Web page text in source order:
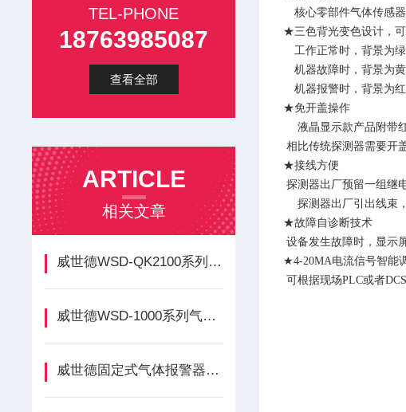
TEL-PHONE
18763985087
查看全部
ARTICLE
相关文章
威世德WSD-QK2100系列气体报警控制器（液晶显示）简介
威世德WSD-1000系列气体报警控制器（数码显示）简介
威世德固定式气体报警器简介
核心零部件气体传感
★三色背光变色设计，
工作正常时，背景为
机器故障时，背景为
机器报警时，背景为
★免开盖操作
液晶显示款产品附带
相比传统探测器需要开
★接线方便
探测器出厂预留一组继
探测器出厂引出线束
★故障自诊断技术
设备发生故障时，显示
★4-20MA电流信号智能
可根据现场PLC或者